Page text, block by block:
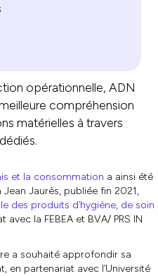
opérationnelle, ADN
compréhension
matérielles à travers
et la consommation a ainsi été
Jean Jaurès, publiée fin 2021,
des produits d’hygiène, de soin
avec la FEBEA et BVA/ PRS IN
a souhaité approfondir sa
en partenariat avec l’Université